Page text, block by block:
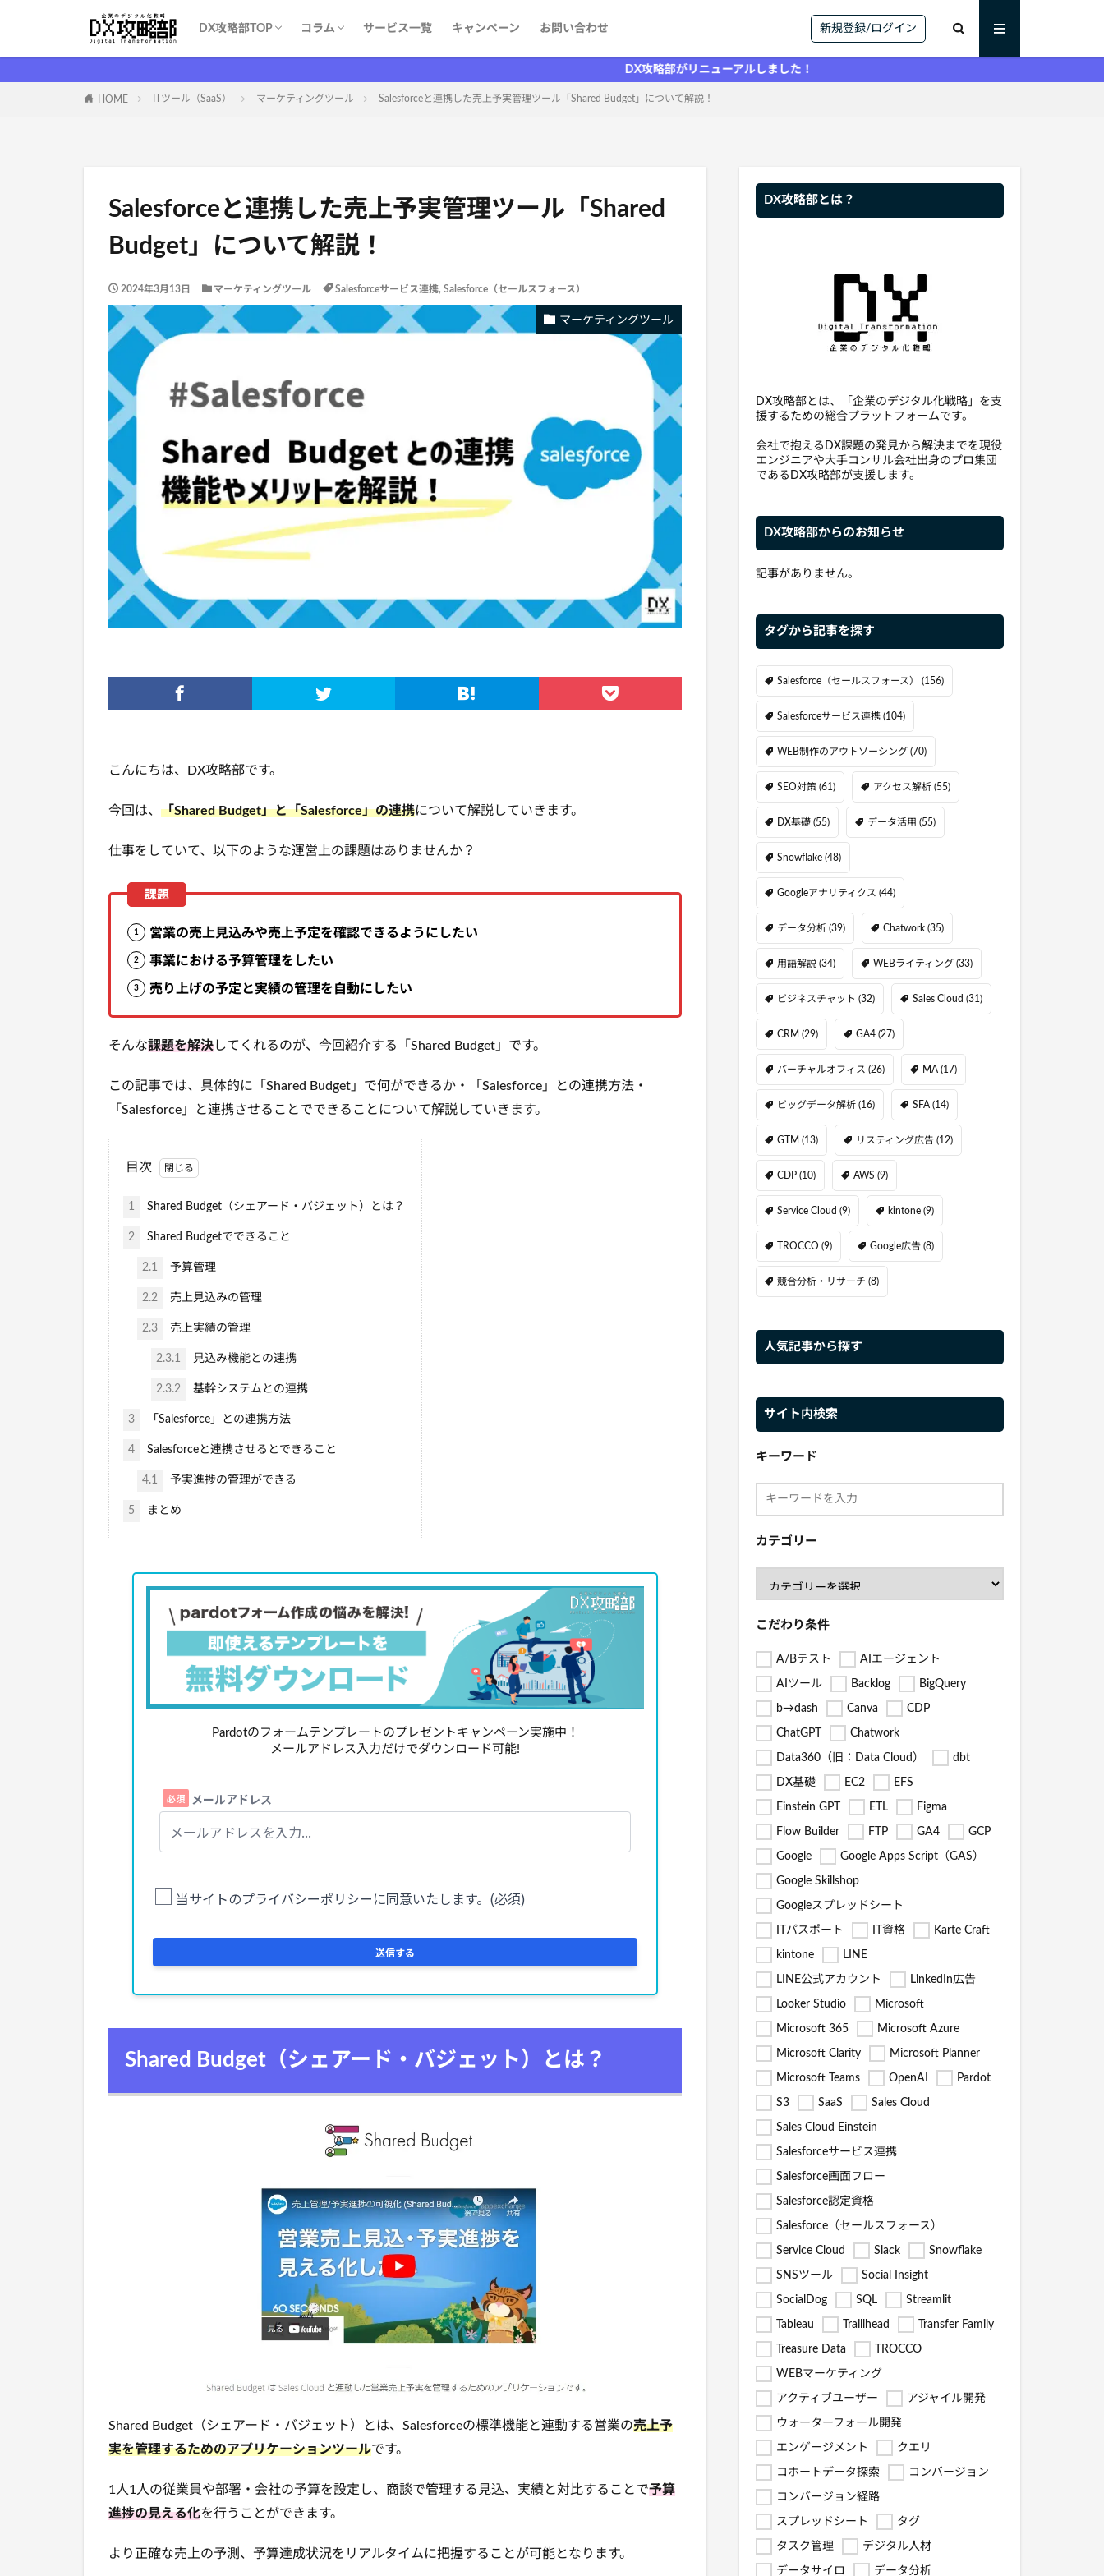
DX攻略部TOP コラム サービス一覧 キャンペーン お問い合わせ 新規登録/ログイン
DX攻略部がリニューアルしました！
HOME ITツール（SaaS） マーケティングツール Salesforceと連携した売上予実管理ツール「Shared Budget」について解説！
Salesforceと連携した売上予実管理ツール「Shared
Budget」について解説！
2024年3月13日 マーケティングツール Salesforceサービス連携, Salesforce（セールスフォース）
マーケティングツール
こんにちは、DX攻略部です。
今回は、 「Shared Budget」と「Salesforce」の連携について解説していきます。
仕事をしていて、以下のような運営上の課題はありませんか？
営業の売上見込みや売上予定を確認できるようにしたい
事業における予算管理をしたい
売り上げの予定と実績の管理を自動にしたい
そんな課題を解決してくれるのが、今回紹介する「Shared Budget」です。
この記事では、具体的に「Shared Budget」で何ができるか・「Salesforce」との連携方法・
「Salesforce」と連携させることでできることについて解説していきます。
目次
1 Shared Budget（シェアード・バジェット）とは？
2 Shared Budgetでできること
2.1 予算管理
2.2 売上見込みの管理
2.3 売上実績の管理
2.3.1 見込み機能との連携
2.3.2 基幹システムとの連携
3 「Salesforce」との連携方法
4 Salesforceと連携させるとできること
4.1 予実進捗の管理ができる
5 まとめ
Pardotのフォームテンプレートのプレゼントキャンペーン実施中！
メールアドレス入力だけでダウンロード可能!
Shared Budget（シェアード・バジェット）とは？
Shared Budget（シェアード・バジェット）とは、Salesforceの標準機能と連動する営業の売上予
実を管理するためのアプリケーションツールです。
1人1人の従業員や部署・会社の予算を設定し、商談で管理する見込、実績と対比することで予算
進捗の見える化を行うことができます。
より正確な売上の予測、予算達成状況をリアルタイムに把握することが可能となります。
DX攻略部とは？
DX攻略部とは、「企業のデジタル化戦略」を支
援するための総合プラットフォームです。
会社で抱えるDX課題の発見から解決までを現役
エンジニアや大手コンサル会社出身のプロ集団
であるDX攻略部が支援します。
DX攻略部からのお知らせ
記事がありません。
タグから記事を探す
Salesforce（セールスフォース） (156)
Salesforceサービス連携 (104)
WEB制作のアウトソーシング (70)
SEO対策 (61) アクセス解析 (55)
DX基礎 (55) データ活用 (55)
Snowflake (48)
Googleアナリティクス (44)
データ分析 (39) Chatwork (35)
用語解説 (34) WEBライティング (33)
ビジネスチャット (32) Sales Cloud (31)
CRM (29) GA4 (27)
バーチャルオフィス (26) MA (17)
ビッグデータ解析 (16) SFA (14)
GTM (13) リスティング広告 (12)
CDP (10) AWS (9)
Service Cloud (9) kintone (9)
TROCCO (9) Google広告 (8)
競合分析・リサーチ (8)
人気記事から探す
サイト内検索
キーワード
カテゴリー
こだわり条件
A/Bテスト AIエージェント
AIツール Backlog BigQuery
b→dash Canva CDP
ChatGPT Chatwork
Data360（旧：Data Cloud） dbt
DX基礎 EC2 EFS
Einstein GPT ETL Figma
Flow Builder FTP GA4 GCP
Google Google Apps Script（GAS）
Google Skillshop
Googleスプレッドシート
ITパスポート IT資格 Karte Craft
kintone LINE
LINE公式アカウント LinkedIn広告
Looker Studio Microsoft
Microsoft 365 Microsoft Azure
Microsoft Clarity Microsoft Planner
Microsoft Teams OpenAI Pardot
S3 SaaS Sales Cloud
Sales Cloud Einstein
Salesforceサービス連携
Salesforce画面フロー
Salesforce認定資格
Salesforce（セールスフォース）
Service Cloud Slack Snowflake
SNSツール Social Insight
SocialDog SQL Streamlit
Tableau Traillhead Transfer Family
Treasure Data TROCCO
WEBマーケティング
アクティブユーザー アジャイル開発
ウォーターフォール開発
エンゲージメント クエリ
コホートデータ探索 コンバージョン
コンバージョン経路
スプレッドシート タグ
タスク管理 デジタル人材
データサイロ データ分析